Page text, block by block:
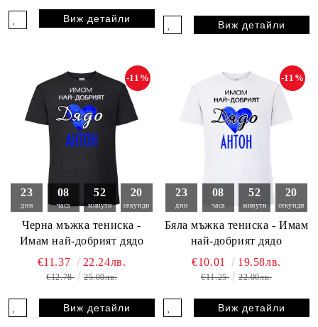
Виж детайли
Виж детайли
23
дни
08
часа
52
минути
18
секунди
Черна мъжка тениска -
Имам най-добрият дядо
-11%
€11.37 22.24лв.
€12.78 25.00лв.
Виж детайли
23
дни
08
часа
52
минути
18
секунди
Бяла мъжка тениска - Имам
най-добрият дядо
-11%
€10.01 19.58лв.
€11.25 22.00лв.
Виж детайли